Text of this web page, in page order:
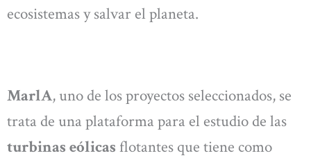
ecosistemas y salvar el planeta.
MarlA, uno de los proyectos seleccionados, se
trata de una plataforma para el estudio de las
turbinas eólicas flotantes que tiene como